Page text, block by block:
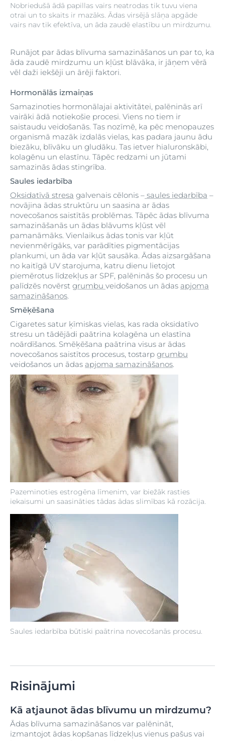
Nobriedušā ādā papillas vairs neatrodas tik tuvu viena
otrai un to skaits ir mazāks. Ādas virsējā slāņa apgāde
vairs nav tik efektīva, un āda zaudē elastību un mirdzumu.
Runājot par ādas blīvuma samazināšanos un par to, ka
āda zaudē mirdzumu un kļūst blāvāka, ir jāņem vērā
vēl daži iekšēji un ārēji faktori.
Pazeminoties estrogēna līmenim, var biežāk rasties
iekaisumi un saasināties tādas ādas slimības kā rozācija.
Saules iedarbība būtiski paātrina novecošanās procesu.
Hormonālās izmaiņas
Samazinoties hormonālajai aktivitātei, palēninās arī
vairāki ādā notiekošie procesi. Viens no tiem ir
saistaudu veidošanās. Tas nozīmē, ka pēc menopauzes
organismā mazāk izdalās vielas, kas padara jaunu ādu
biezāku, blīvāku un gludāku. Tas ietver hialuronskābi,
kolagēnu un elastīnu. Tāpēc redzami un jūtami
samazinās ādas stingrība.
Saules iedarbība
Oksidatīvā stresa galvenais cēlonis – saules iedarbība –
novājina ādas struktūru un saasina ar ādas
novecošanos saistītās problēmas. Tāpēc ādas blīvuma
samazināšanās un ādas blāvums kļūst vēl
pamanāmāks. Vienlaikus ādas tonis var kļūt
nevienmērīgāks, var parādīties pigmentācijas
plankumi, un āda var kļūt sausāka. Ādas aizsargāšana
no kaitīgā UV starojuma, katru dienu lietojot
piemērotus līdzekļus ar SPF, palēninās šo procesu un
palīdzēs novērst grumbu veidošanos un ādas apjoma
samazināšanos.
Smēķēšana
Cigaretes satur ķīmiskas vielas, kas rada oksidatīvo
stresu un tādējādi paātrina kolagēna un elastīna
noārdīšanos. Smēķēšana paātrina visus ar ādas
novecošanos saistītos procesus, tostarp grumbu
veidošanos un ādas apjoma samazināšanos.
Risinājumi
Kā atjaunot ādas blīvumu un mirdzumu?
Ādas blīvuma samazināšanos var palēnināt,
izmantojot ādas kopšanas līdzekļus vienus pašus vai